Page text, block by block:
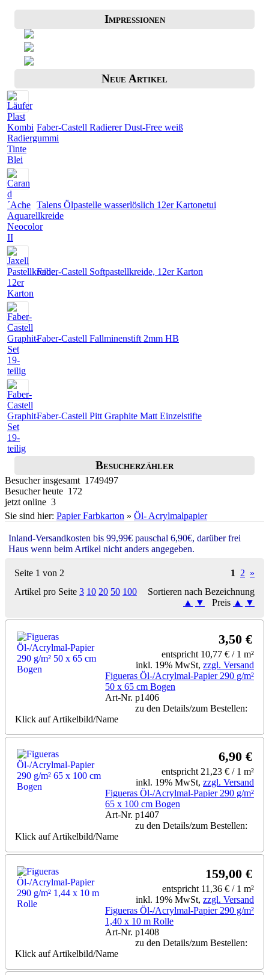
Impressionen
Neue Artikel
Faber-Castell Radierer Dust-Free weiß
Talens Ölpastelle wasserlöslich 12er Kartonetui
Faber-Castell Softpastellkreide, 12er Karton
Faber-Castell Fallminenstift 2mm HB
Faber-Castell Pitt Graphite Matt Einzelstifte
Besucherzähler
Besucher insgesamt 1749497
Besucher heute 172
jetzt online 3
Sie sind hier: Papier Farbkarton » Öl- Acrylmalpapier
Inland-Versandkosten bis 99,99€ pauschal 6,90€, darüber frei
Haus wenn beim Artikel nicht anders angegeben.
Seite 1 von 2 1 2 »
Artikel pro Seite 3 10 20 50 100
Sortieren nach Bezeichnung
▲
▼ Preis ▲ ▼
3,50 €
entspricht 10,77 € / 1 m²
inkl. 19% MwSt, zzgl. Versand
Figueras Öl-/Acrylmal-Papier 290 g/m²
50 x 65 cm Bogen
Art-Nr. p1406
zu den Details/zum Bestellen:
Klick auf Artikelbild/Name
6,90 €
entspricht 21,23 € / 1 m²
inkl. 19% MwSt, zzgl. Versand
Figueras Öl-/Acrylmal-Papier 290 g/m²
65 x 100 cm Bogen
Art-Nr. p1407
zu den Details/zum Bestellen:
Klick auf Artikelbild/Name
159,00 €
entspricht 11,36 € / 1 m²
inkl. 19% MwSt, zzgl. Versand
Figueras Öl-/Acrylmal-Papier 290 g/m²
1,40 x 10 m Rolle
Art-Nr. p1408
zu den Details/zum Bestellen:
Klick auf Artikelbild/Name